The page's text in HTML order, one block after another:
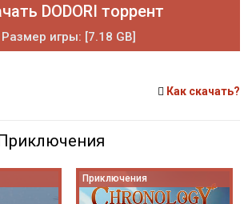
DODORI торрент
Размер игры: [7.18 GB]
Как скачать?
Приключения